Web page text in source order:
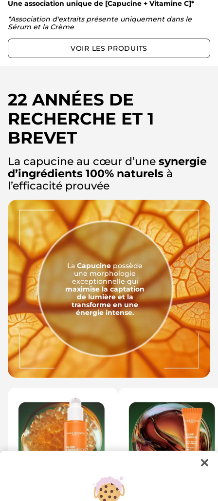
Une association unique de [Capucine + Vitamine C]*
*Association d'extraits présente uniquement dans le
Sérum et la Crème
VOIR LES PRODUITS
22 ANNÉES DE
RECHERCHE ET 1
BREVET
La capucine au cœur d’une synergie
d’ingrédients 100% naturels à
l’efficacité prouvée
LaCapucine possède
une morphologie
exceptionnelle qui
maximise la captation
de lumière et la
transforme en une
énergie intense.